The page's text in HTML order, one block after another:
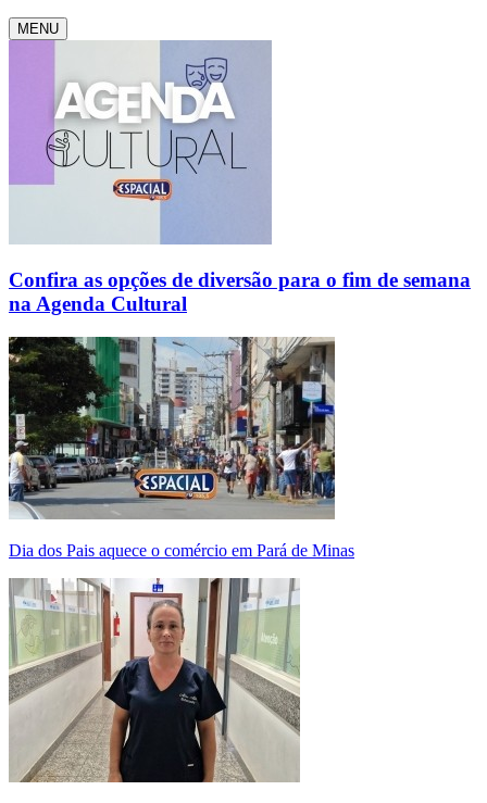
MENU
Confira as opções de diversão para o fim de semana
na Agenda Cultural
Dia dos Pais aquece o comércio em Pará de Minas